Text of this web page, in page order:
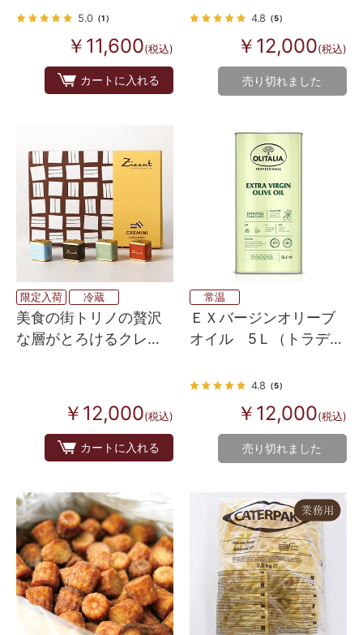
ム ）
5.0（1）
￥11,600(税込)
カートに入れる
リーヌ） 4.8 （5）
￥12,000(税込)
売り切れました
限定入荷 冷蔵
美食の街トリノの贅沢
な層がとろけるクレミ
￥12,000(税込)
カートに入れる
常温
ＥＸバージンオリーブ
オイル 5Ｌ（トラディ
4.8 （5）
￥12,000(税込)
売り切れました